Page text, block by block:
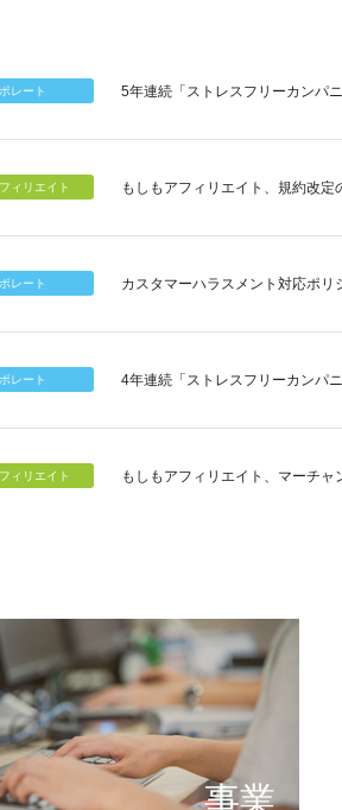
5年連続「ストレスフリーカンパ
もしもアフィリエイト、規約改定
カスタマーハラスメント対応ポリ
4年連続「ストレスフリーカンパ
もしもアフィリエイト、マーチ
カラ
来の形とは
事業